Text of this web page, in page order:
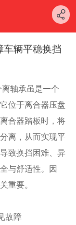
车辆平稳换挡
轴承虽是一个
位于离合器压盘
合器踏板时，将
离，从而实现平
致换挡困难、异
与舒适性。因
重要。
故障